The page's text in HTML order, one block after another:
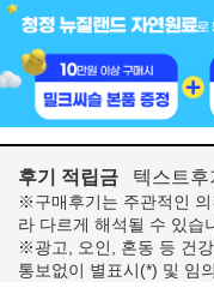
후기 적립금 텍스트후
※구매후기는 주관적인
라 다르게 해석될 수 있습
※광고, 오인, 혼동 등 건
통보없이 별표시(*) 및 임